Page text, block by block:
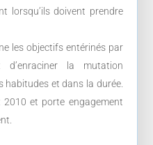
lorsqu’ils doivent prendre
les objectifs entérinés par
la mutation
habitudes et dans la durée.
et porte engagement